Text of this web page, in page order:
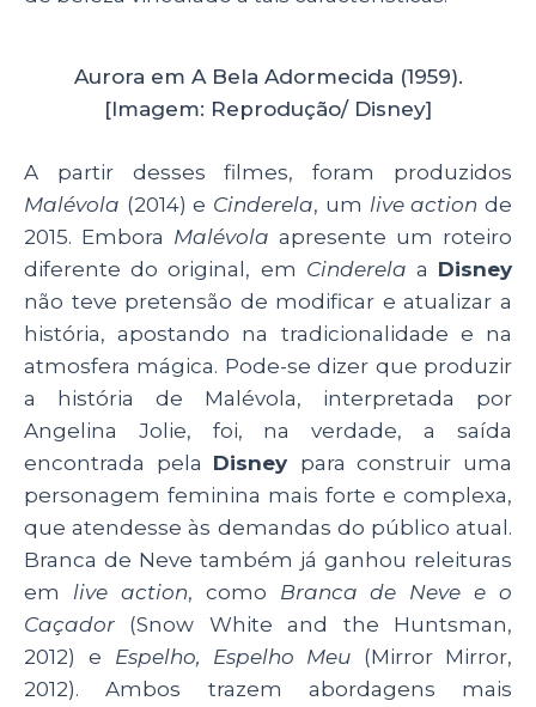
Aurora em A Bela Adormecida (1959).
[Imagem: Reprodução/ Disney]
A partir desses filmes, foram produzidos
Malévola (2014) e Cinderela, um live action de
2015. Embora Malévola apresente um roteiro
diferente do original, em Cinderela a Disney
não teve pretensão de modificar e atualizar a
história, apostando na tradicionalidade e na
atmosfera mágica. Pode-se dizer que produzir
a história de Malévola, interpretada por
Angelina Jolie, foi, na verdade, a saída
encontrada pela Disney para construir uma
personagem feminina mais forte e complexa,
que atendesse às demandas do público atual.
Branca de Neve também já ganhou releituras
em live action, como Branca de Neve e o
Caçador (Snow White and the Huntsman,
2012)
e Espelho, Espelho Meu (Mirror Mirror,
2012). Ambos trazem abordagens mais